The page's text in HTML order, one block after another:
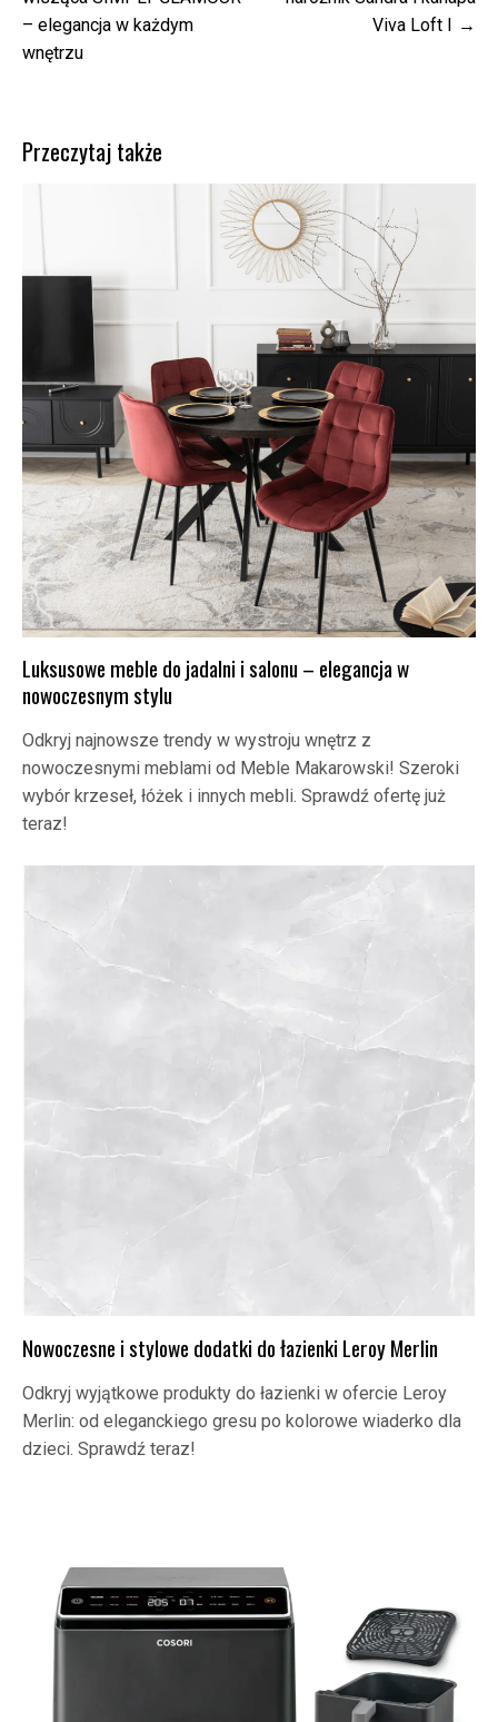
– elegancja w każdym
wnętrzu
Viva Loft I
Przeczytaj także
Luksusowe meble do jadalni i salonu – elegancja w
nowoczesnym stylu
Odkryj najnowsze trendy w wystroju wnętrz z
nowoczesnymi meblami od Meble Makarowski! Szeroki
wybór krzeseł, łóżek i innych mebli. Sprawdź ofertę już
teraz!
Nowoczesne i stylowe dodatki do łazienki Leroy Merlin
Odkryj wyjątkowe produkty do łazienki w ofercie Leroy
Merlin: od eleganckiego gresu po kolorowe wiaderko dla
dzieci. Sprawdź teraz!